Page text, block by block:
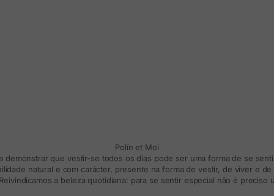
Polín et Moi
demonstrar que vestir-se todos os dias pode ser uma forma de se
natural e com carácter, presente na forma de vestir, de viver e
a beleza quotidiana: para se sentir especial não é preciso